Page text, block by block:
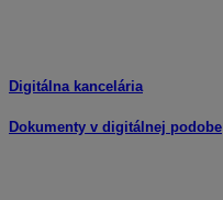
Digitálna kancelária
Dokumenty v digitálnej podobe